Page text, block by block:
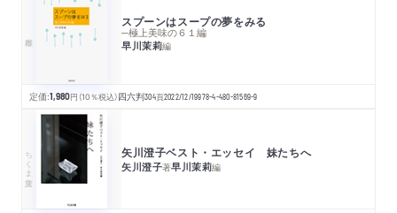
スプーンはスープの夢をみる
─極上美味の６１編
早川茉莉編
定価:1,980円 （10％税込）四六判304頁2022/12/19978-4-480-81569-9
ちくま文庫 矢川澄子ベスト・エッセイ 妹たちへ
矢川澄子著早川茉莉編